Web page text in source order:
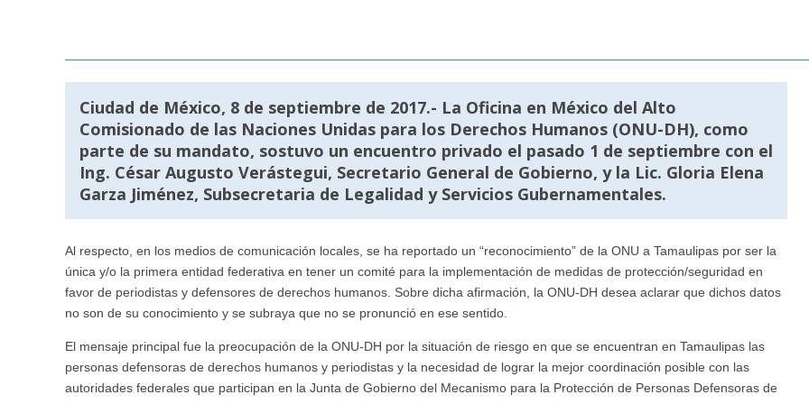
Ciudad de México, 8 de septiembre de 2017.- La Oficina en México del Alto
Comisionado de las Naciones Unidas para los Derechos Humanos (ONU-DH), como
parte de su mandato, sostuvo un encuentro privado el pasado 1 de septiembre con el
Ing. César Augusto Verástegui, Secretario General de Gobierno, y la Lic. Gloria Elena
Garza Jiménez, Subsecretaria de Legalidad y Servicios Gubernamentales.
Al respecto, en los medios de comunicación locales, se ha reportado un “reconocimiento” de la ONU a Tamaulipas por ser la
única y/o la primera entidad federativa en tener un comité para la implementación de medidas de protección/seguridad en
favor de periodistas y defensores de derechos humanos. Sobre dicha afirmación, la ONU-DH desea aclarar que dichos datos
no son de su conocimiento y se subraya que no se pronunció en ese sentido.
El mensaje principal fue la preocupación de la ONU-DH por la situación de riesgo en que se encuentran en Tamaulipas las
personas defensoras de derechos humanos y periodistas y la necesidad de lograr la mejor coordinación posible con las
autoridades federales que participan en la Junta de Gobierno del Mecanismo para la Protección de Personas Defensoras de